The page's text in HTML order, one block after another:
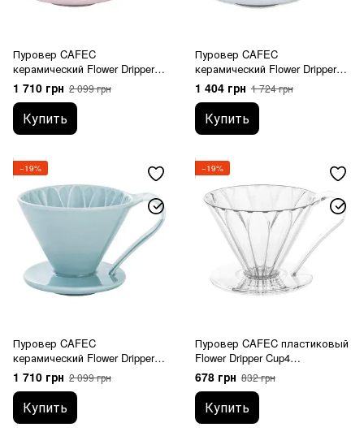
Пуровер CAFEC
керамический Flower Dripper
Cup4 Pink
1 710 грн 2 099 грн
Купить
Пуровер CAFEC
керамический Flower Dripper
Cup4 White
1 404 грн 1 724 грн
Купить
−19%
Пуровер CAFEC
керамический Flower Dripper
Cup4 Blue
1 710 грн 2 099 грн
Купить
−19%
Пуровер CAFEC пластиковый
Flower Dripper Cup4
Прозрачный
678 грн 832 грн
Купить